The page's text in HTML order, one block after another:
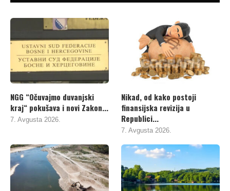
NGG “Očuvajmo duvanjski
kraj“ pokušava i novi Zakon...
7. Avgusta 2026.
Nikad, od kako postoji
finansijska revizija u
Republici...
7. Avgusta 2026.